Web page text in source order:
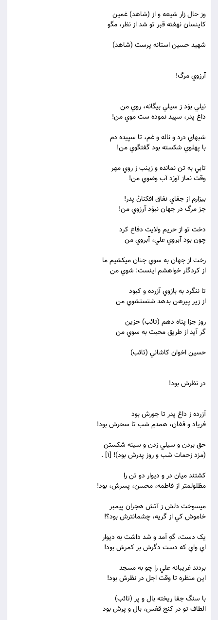
وز حال زار شيعه و از (شاهد) غمين
کاينسان نهفته قبر تو شد از نظر، مگو
شهيد حسين استانه پرست (شاهد)
آرزوي مرگ!
نيلي بوَد ز سيلي بيگانه، روي من
داغ پدر، سپيد نموده ست موي من!
شبهاي درد و ناله و غم، تا سپيده دم
با پهلوي شکسته بود گفتگوي من!
تابي به تن نمانده و زينب ز روي مهر
وقت نماز آورَد آب وضوي من!
بيزارم از جفاي نفاق افکنانْ پدر!
جز مرگ در جهان نبوَد آرزوي من!
دخت تو از حريم ولايت دفاع کرد
چون بود آبروي علي، آبروي من
رخت از جهان به سوي جنان مي‏کشيم ما
از کردگار خواهشم اينست: شوي من
تا ننگرد به بازوي آزرده و کبود
از زير پيرهن بدهد شتستشوي من
روز جزا پناه دهم (تائب) حزين
گر آيد از طريق محبت به سوي من
حسين اخوان کاشاني (تائب)
در نظرش بود!
آزرده ز داغ پدر تا جورش بود
فرياد و فغان، همدمِ شب تا سحرش بود!
حق بردن و سيلي زدن و سينه شکستن
(مزد زحمات شب و روز پدرش بود)! [1] .
کشتند ميان در و ديوار دو تن را
مظلولمتر از فاطمه، محسن، پسرش، بود!
مي‏سوخت دلش ز آتش هجران پيمبر
خاموش کي از گريه، چشمان‏ترش بود؟!
يک دست، گهِ آمد و شد داشت به ديوار
اي واي که دست دگرش بر کمرش بود!
بردند غريبانه علي را چو به مسجد
اين منظره تا وقت اجل در نظرش بود!
با سنگ جفا ريخته بال و پر (تائب)
الطاف تو در کنج قفس، بال و پرش بود